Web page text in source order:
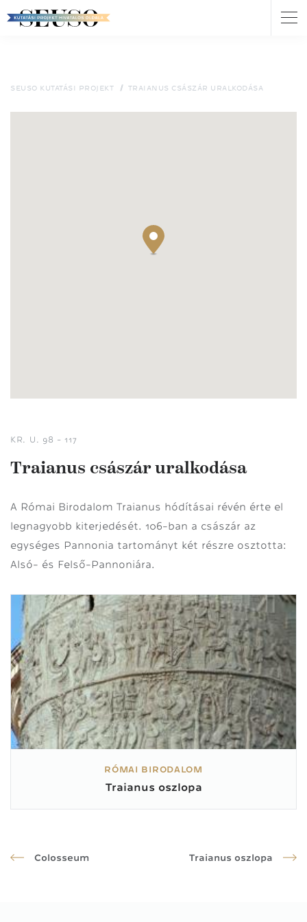
SEUSO KUTATÁSI PROJEKT TRAIANUS CSÁSZÁR URALKODÁSA
KR. U. 98 - 117
Traianus császár uralkodása
A Római Birodalom Traianus hódításai révén érte el
legnagyobb kiterjedését. 106-ban a császár az
egységes Pannonia tartományt két részre osztotta:
Alsó- és Felső-Pannoniára.
RÓMAI BIRODALOM
Traianus oszlopa
Colosseum Traianus oszlopa